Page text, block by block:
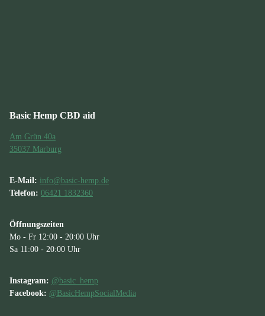
Basic Hemp CBD aid
Am Grün 40a
35037 Marburg
E-Mail: info@basic-hemp.de
Telefon: 06421 1832360
Öffnungszeiten
Mo - Fr 12:00 - 20:00 Uhr
Sa 11:00 - 20:00 Uhr
Instagram: @basic_hemp
Facebook: @BasicHempSocialMedia